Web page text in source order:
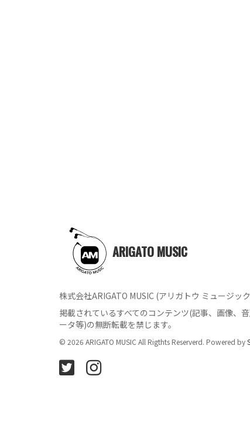
ARIGATO MUSIC
株式会社ARIGATO MUSIC (アリガトウ ミュージッ
掲載されているすべてのコンテンツ(記事、画像、
ータ等)の無断転載を禁じます。
© 2026 ARIGATO MUSIC All Rigthts Reserverd. Powered by